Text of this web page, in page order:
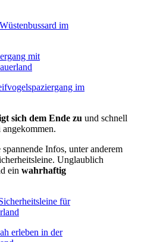
sich dem Ende zu und schnell
Infos, unter anderem
Unglaublich
ein wahrhaftig